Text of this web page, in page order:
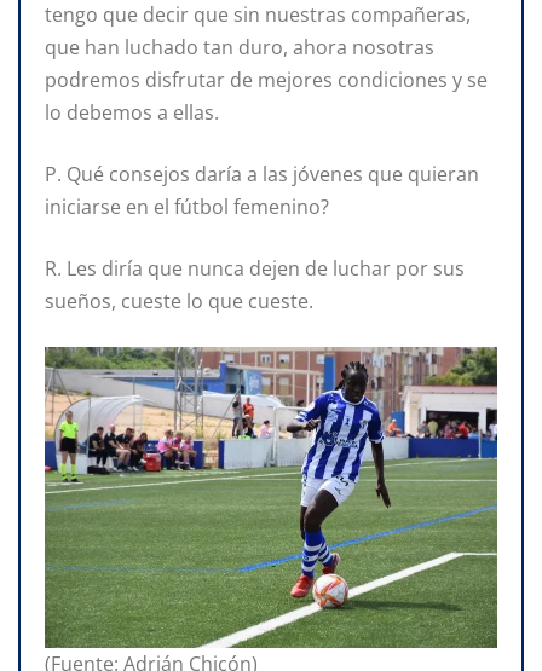
tengo que decir que sin nuestras compañeras,
que han luchado tan duro, ahora nosotras
podremos disfrutar de mejores condiciones y se
lo debemos a ellas.
P. Qué consejos daría a las jóvenes que quieran
iniciarse en el fútbol femenino?
R. Les diría que nunca dejen de luchar por sus
sueños, cueste lo que cueste.
(Fuente: Adrián Chicón)